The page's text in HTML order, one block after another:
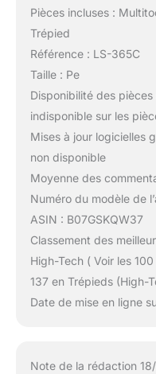
Pièces incluses :
Trépied
Référence : LS-365C
Taille : Pe
Disponibilité des
indisponible sur les
Mises à jour logicielles
non disponible
Moyenne des
Numéro du modèle de
ASIN : B07GSKQW37
Classement des
High-Tech ( Voir les
137 en Trépieds (High-
Date de mise en ligne
Note de la rédaction